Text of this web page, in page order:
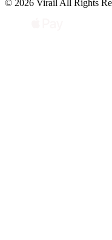
© 2026 Virail All Rights